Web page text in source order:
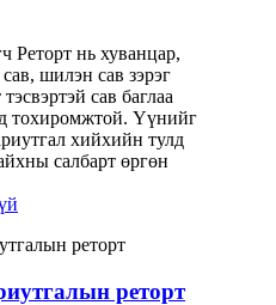
нь хуванцар,
шилэн сав зэрэг
сав баглаа
тохиромжтой. Үүнийг
хийхийн тулд
салбарт өргөн
реторт